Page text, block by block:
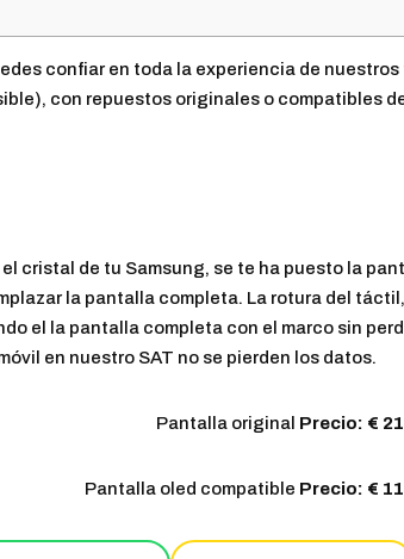
confiar en toda la experiencia de
con repuestos originales o compatibles
cristal de tu Samsung, se te ha puesto la
la pantalla completa. La rotura del
el la pantalla completa con el marco sin
en nuestro SAT no se pierden los datos.
Pantalla original Precio: €
Pantalla oled compatible Precio: €